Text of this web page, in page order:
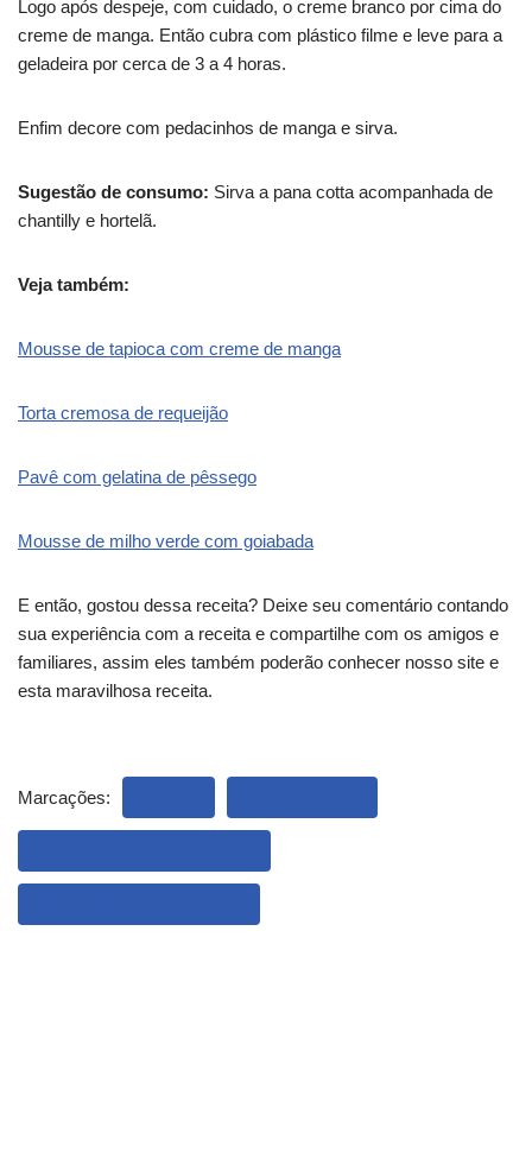
Logo após despeje, com cuidado, o creme branco por cima do
creme de manga. Então cubra com plástico filme e leve para a
geladeira por cerca de 3 a 4 horas.
Enfim decore com pedacinhos de manga e sirva.
Sugestão de consumo: Sirva a pana cotta acompanhada de
chantilly e hortelã.
Veja também:
Mousse de tapioca com creme de manga
Torta cremosa de requeijão
Pavê com gelatina de pêssego
Mousse de milho verde com goiabada
E então, gostou dessa receita? Deixe seu comentário contando
sua experiência com a receita e compartilhe com os amigos e
familiares, assim eles também poderão conhecer nosso site e
esta maravilhosa receita.
Marcações: